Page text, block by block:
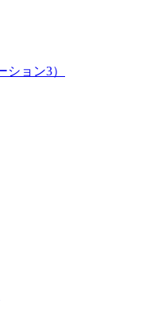
ション3）